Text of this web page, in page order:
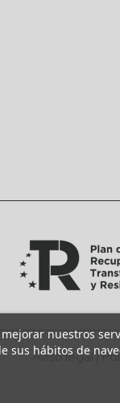
nuestros
sus hábitos de
Aviso legal |